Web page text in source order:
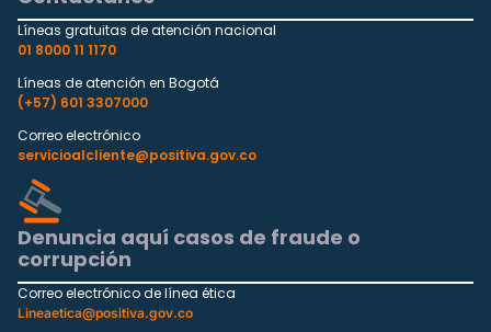
Líneas gratuitas de atención nacional
01 8000 11 1170
Líneas de atención en Bogotá
(+57) 601 3307000
Correo electrónico
servicioalcliente@positiva.gov.co
Denuncia aquí casos de fraude o
corrupción
Correo electrónico de línea ética
Lineaetica@positiva.gov.co